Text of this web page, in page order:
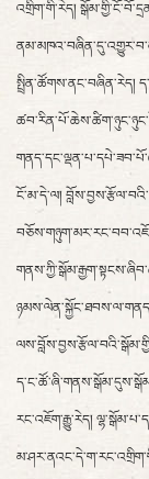
འགྲིག་གི་རེད།
སྤྲིན་ཚོགས་ནང་བཞིན་རེད།
ངོ་མ་དེ་ལ།
རང་འཇོག་རྒྱུ་རེད།